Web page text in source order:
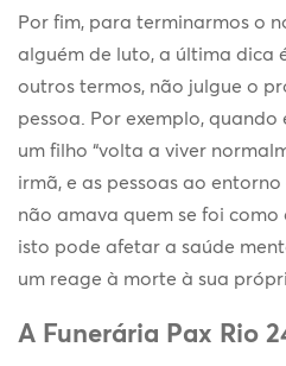
Por fim, para terminarmos o
alguém de luto, a última dica
outros termos, não julgue o
pessoa. Por exemplo,
um filho “volta a viver
irmã, e as pessoas ao
não amava quem se foi
isto pode afetar a saúde
um reage à morte à sua
A Funerária Pax Rio